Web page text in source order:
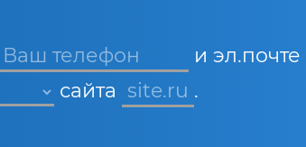
и эл.почте
сайта site.ru .